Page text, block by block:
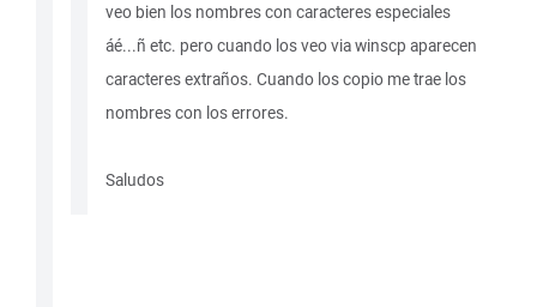
veo bien los nombres con caracteres especiales
áé...ñ etc. pero cuando los veo via winscp aparecen
caracteres extraños. Cuando los copio me trae los
nombres con los errores.
Saludos